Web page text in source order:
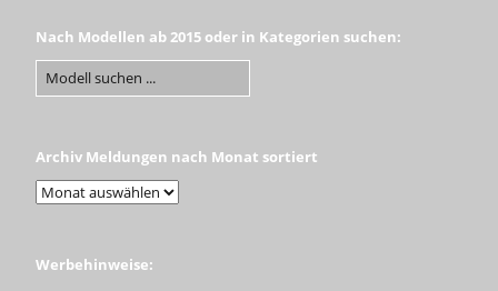
Nach Modellen ab 2015 oder in Kategorien suchen:
Archiv Meldungen nach Monat sortiert
Werbehinweise: